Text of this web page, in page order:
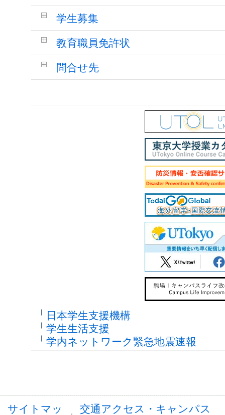
学生募集
教育職員免許状
問合せ先
日本学生支援機構
学生生活支援
学内ネットワーク緊急地震速報
サイトマッ
交通アクセス・キャンパス